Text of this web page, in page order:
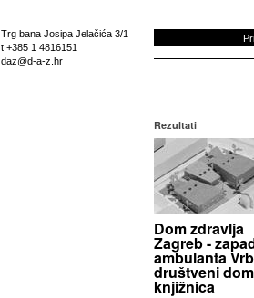
Trg bana Josipa Jelačića 3/1
t +385 1 4816151
daz@d-a-z.hr
Rezultati
Dom zdravlja
Zagreb -
ambulanta
društveni
knjižnica